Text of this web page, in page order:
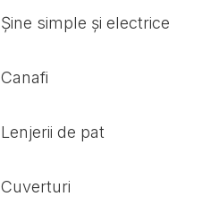
Șine simple și electrice
Canafi
Lenjerii de pat
Cuverturi